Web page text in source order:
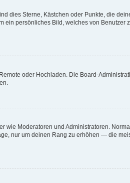
dies Sterne, Kästchen oder Punkte, die
ein persönliches Bild, welches von Benutzer
oder Hochladen. Die Board-
wie Moderatoren und Administratoren.
nur um deinen Rang zu erhöhen — die